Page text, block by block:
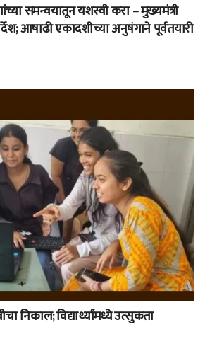
समन्वयातून यशस्वी करा – मुख्यमंत्री
आषाढी एकादशीच्या अनुषंगाने पूर्वतयारी
निकाल; विद्यार्थ्यांमध्ये उत्सुकता